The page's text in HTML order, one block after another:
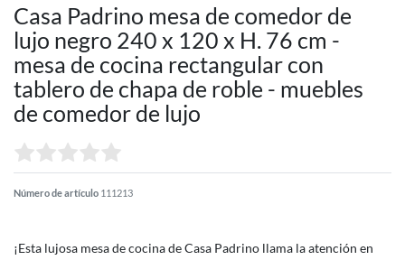
Casa Padrino mesa de comedor de
lujo negro 240 x 120 x H. 76 cm -
mesa de cocina rectangular con
tablero de chapa de roble - muebles
de comedor de lujo
Número de artículo 111213
¡Esta lujosa mesa de cocina de Casa Padrino llama la atención en